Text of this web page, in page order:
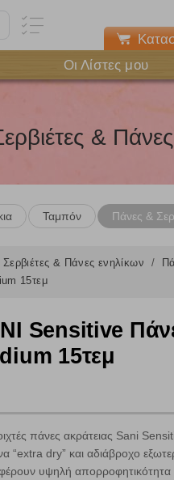
Οι Λίστες μου
&
Ταμπόν Πάνες &
Σερβιέτες & Πάνες ενηλίκων
15τεμ
Sensitive
15τεμ
πάνες ακράτειας Sani
“extra dry” και αδιάβροχο
υψηλή απορροφητικότητα
αναζήτηση προϊόντων.
με κόμμα ανάμεσά τους,
Θα εμφανιστούν αποτελέσματα